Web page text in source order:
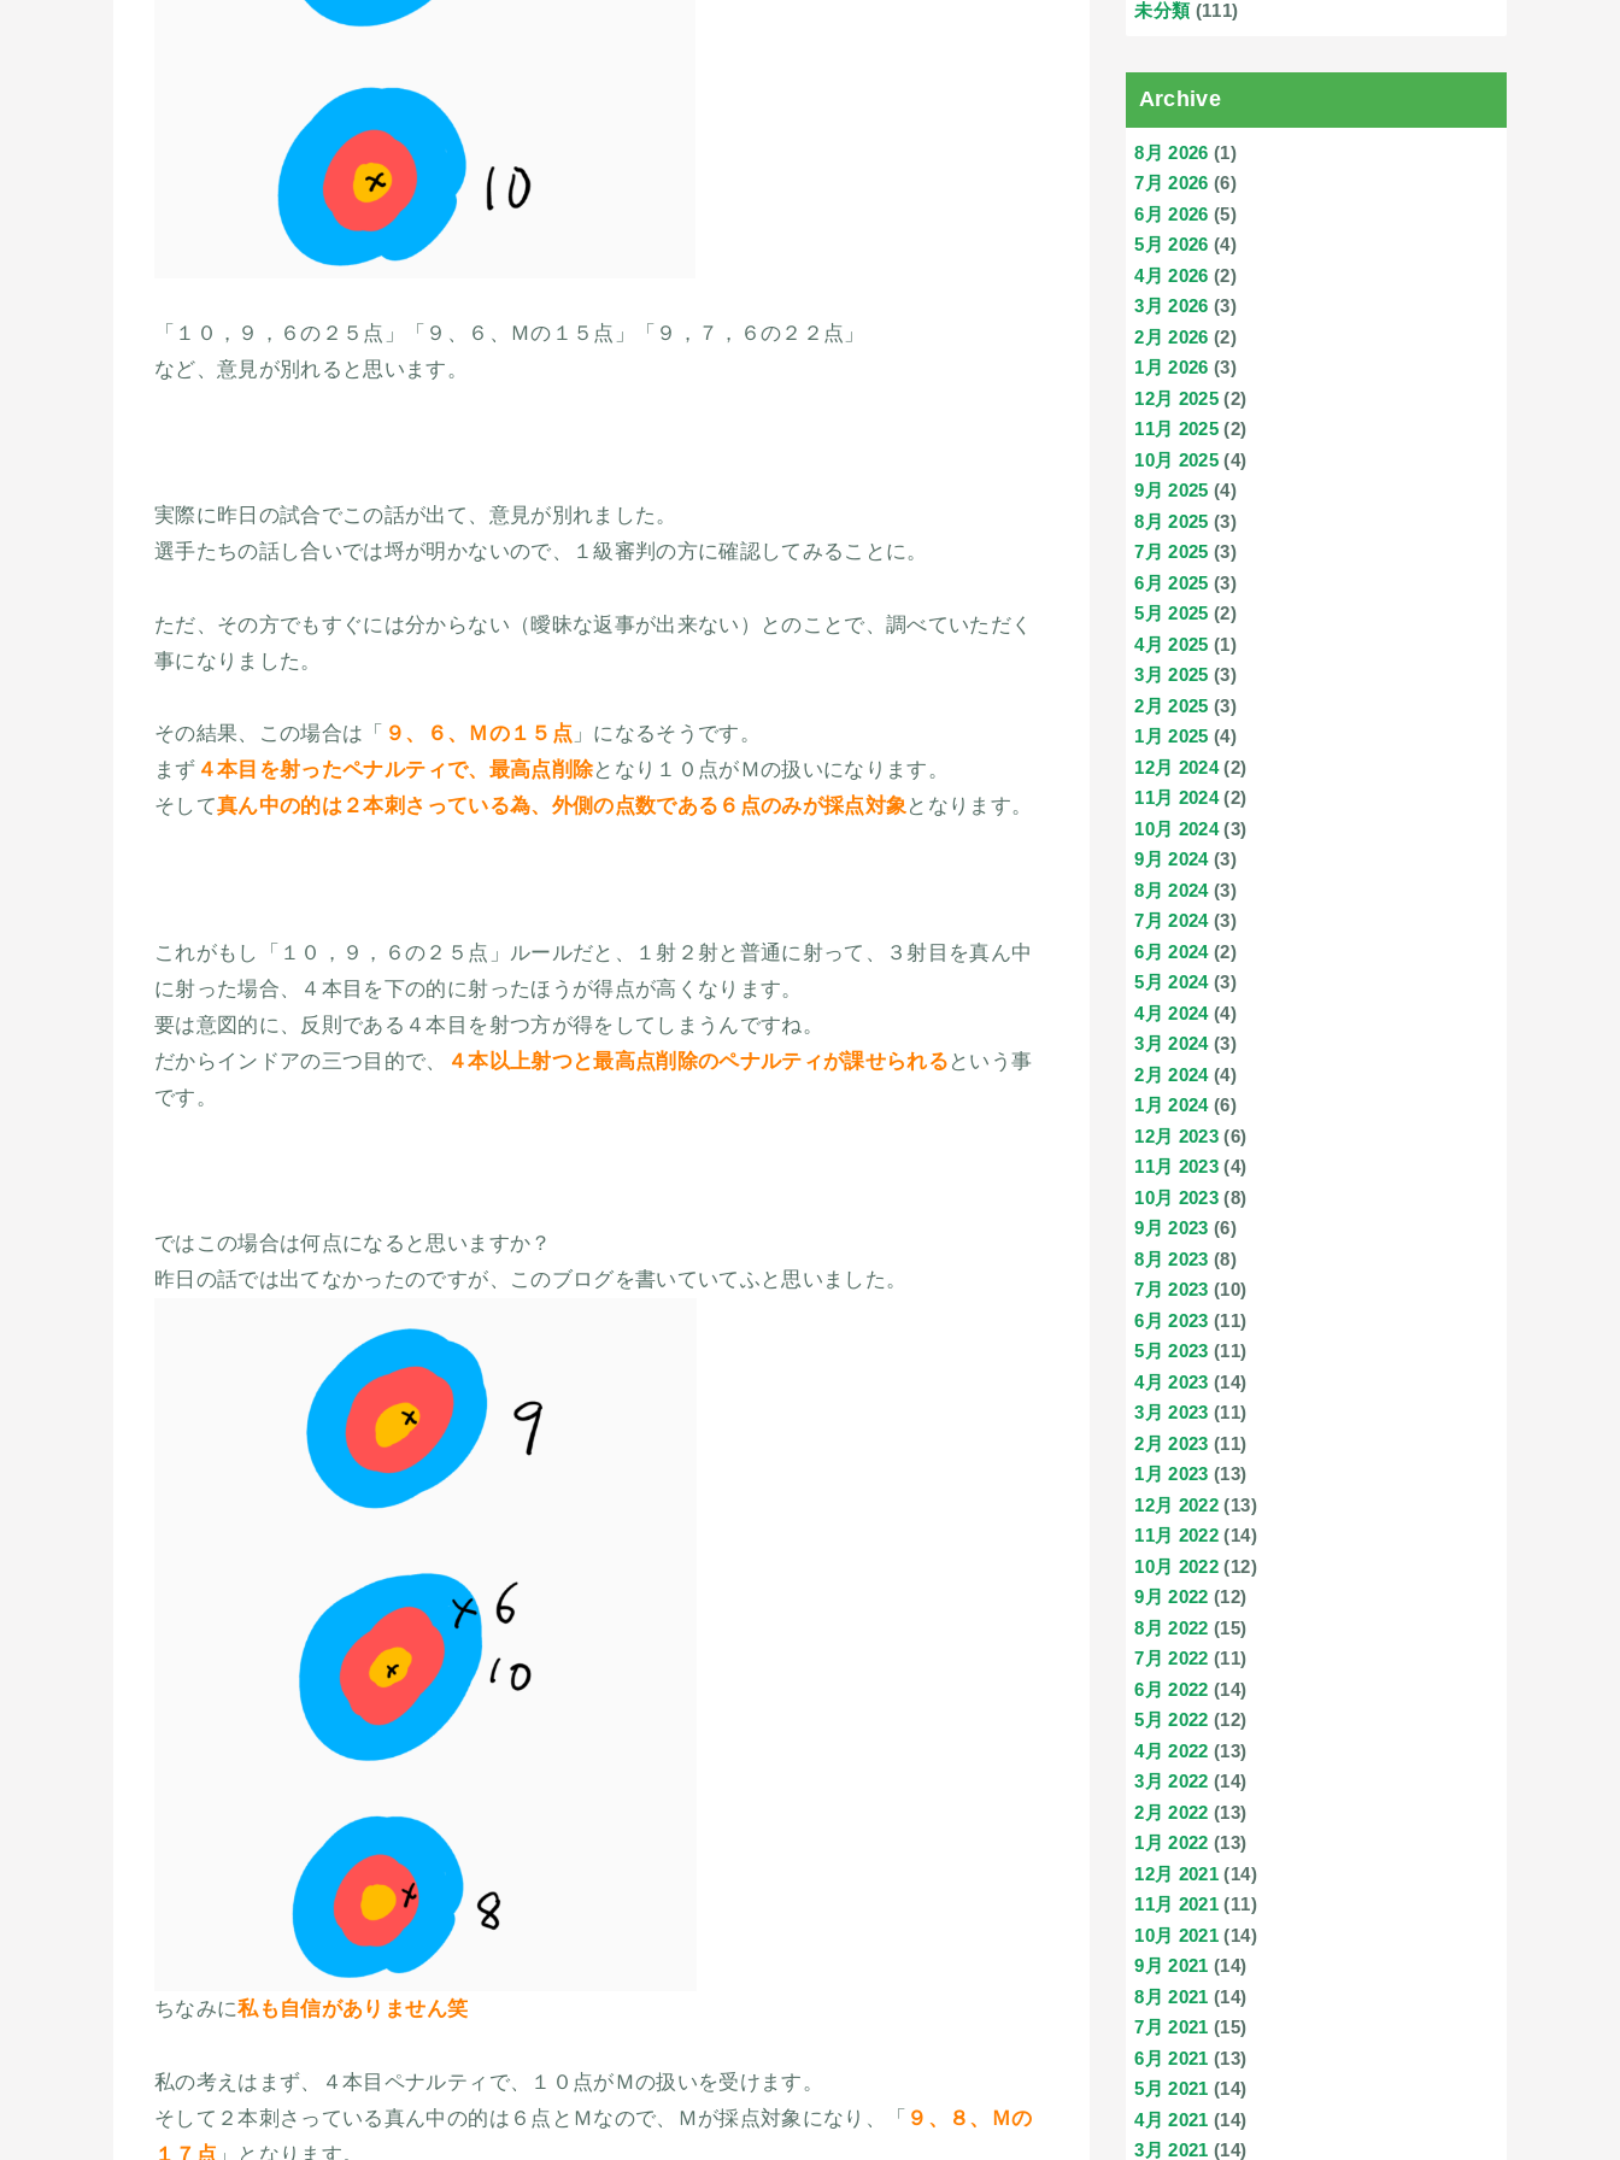
「１０，９，６の２５点」「９、６、Ｍの１５点」「９，７，６の２２点」
など、意見が別れると思います。
実際に昨日の試合でこの話が出て、意見が別れました。
選手たちの話し合いでは埒が明かないので、１級審判の方に確認してみることに。
ただ、その方でもすぐには分からない（曖昧な返事が出来ない）とのことで、調べていただく
事になりました。
その結果、この場合は「 ９、６、Ｍの１５点 」になるそうです。
まず ４本目を射ったペナルティで、最高点削除となり１０点がＭの扱いになります。
そして真ん中の的は２本刺さっている為、外側の点数である６点のみが採点対象となります。
これがもし「１０，９，６の２５点」ルールだと、１射２射と普通に射って、３射目を真ん中
に射った場合、４本目を下の的に射ったほうが得点が高くなります。
要は意図的に、反則である４本目を射つ方が得をしてしまうんですね。
だからインドアの三つ目的で、
４本以上射つと最高点削除のペナルティが課せられる という事
です。
ではこの場合は何点になると思いますか？
昨日の話では出てなかったのですが、このブログを書いていてふと思いました。
ちなみに私も自信がありません笑
私の考えはまず、４本目ペナルティで、１０点がＭの扱いを受けます。
そして２本刺さっている真ん中の的は６点とＭなので、Ｍが採点対象になり、「 ９、８、Ｍの
１７点 」となります。
未分類 (111)
Archive
8月 2026 (1)
7月 2026 (6)
6月 2026 (5)
5月 2026 (4)
4月 2026 (2)
3月 2026 (3)
2月 2026 (2)
1月 2026 (3)
12月 2025 (2)
11月 2025 (2)
10月 2025 (4)
9月 2025 (4)
8月 2025 (3)
7月 2025 (3)
6月 2025 (3)
5月 2025 (2)
4月 2025 (1)
3月 2025 (3)
2月 2025 (3)
1月 2025 (4)
12月 2024(2)
11月 2024(2)
10月 2024(3)
9月 2024(3)
8月 2024(3)
7月 2024(3)
6月 2024(2)
5月 2024(3)
4月 2024(4)
3月 2024(3)
2月 2024(4)
1月 2024(6)
12月 2023 (6)
11月 2023 (4)
10月 2023 (8)
9月 2023 (6)
8月 2023 (8)
7月 2023 (10)
6月 2023 (11)
5月 2023 (11)
4月 2023 (14)
3月 2023 (11)
2月 2023 (11)
1月 2023 (13)
12月 2022 (13)
11月 2022 (14)
10月 2022 (12)
9月 2022 (12)
8月 2022 (15)
7月 2022 (11)
6月 2022 (14)
5月 2022 (12)
4月 2022 (13)
3月 2022 (14)
2月 2022 (13)
1月 2022 (13)
12月 2021 (14)
11月 2021 (11)
10月 2021 (14)
9月 2021 (14)
8月 2021 (14)
7月 2021 (15)
6月 2021 (13)
5月 2021 (14)
4月 2021 (14)
3月 2021 (14)